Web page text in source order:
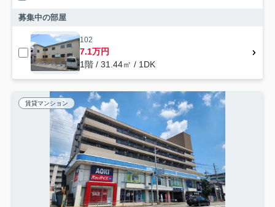
募集中の部屋
102
7.1万円
1階 / 31.44㎡ / 1DK
賃貸マンション